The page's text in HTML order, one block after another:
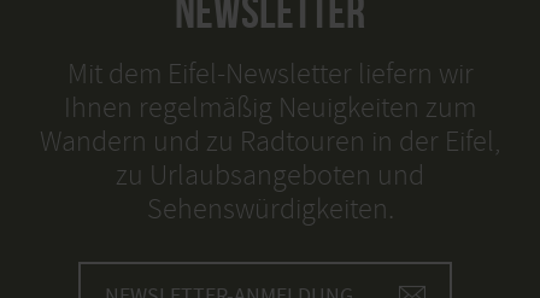
Mit dem Eifel-Newsletter liefern wir
Ihnen regelmäßig Neuigkeiten zum
Wandern und zu Radtouren in der Eifel,
zu Urlaubsangeboten und
Sehenswürdigkeiten.